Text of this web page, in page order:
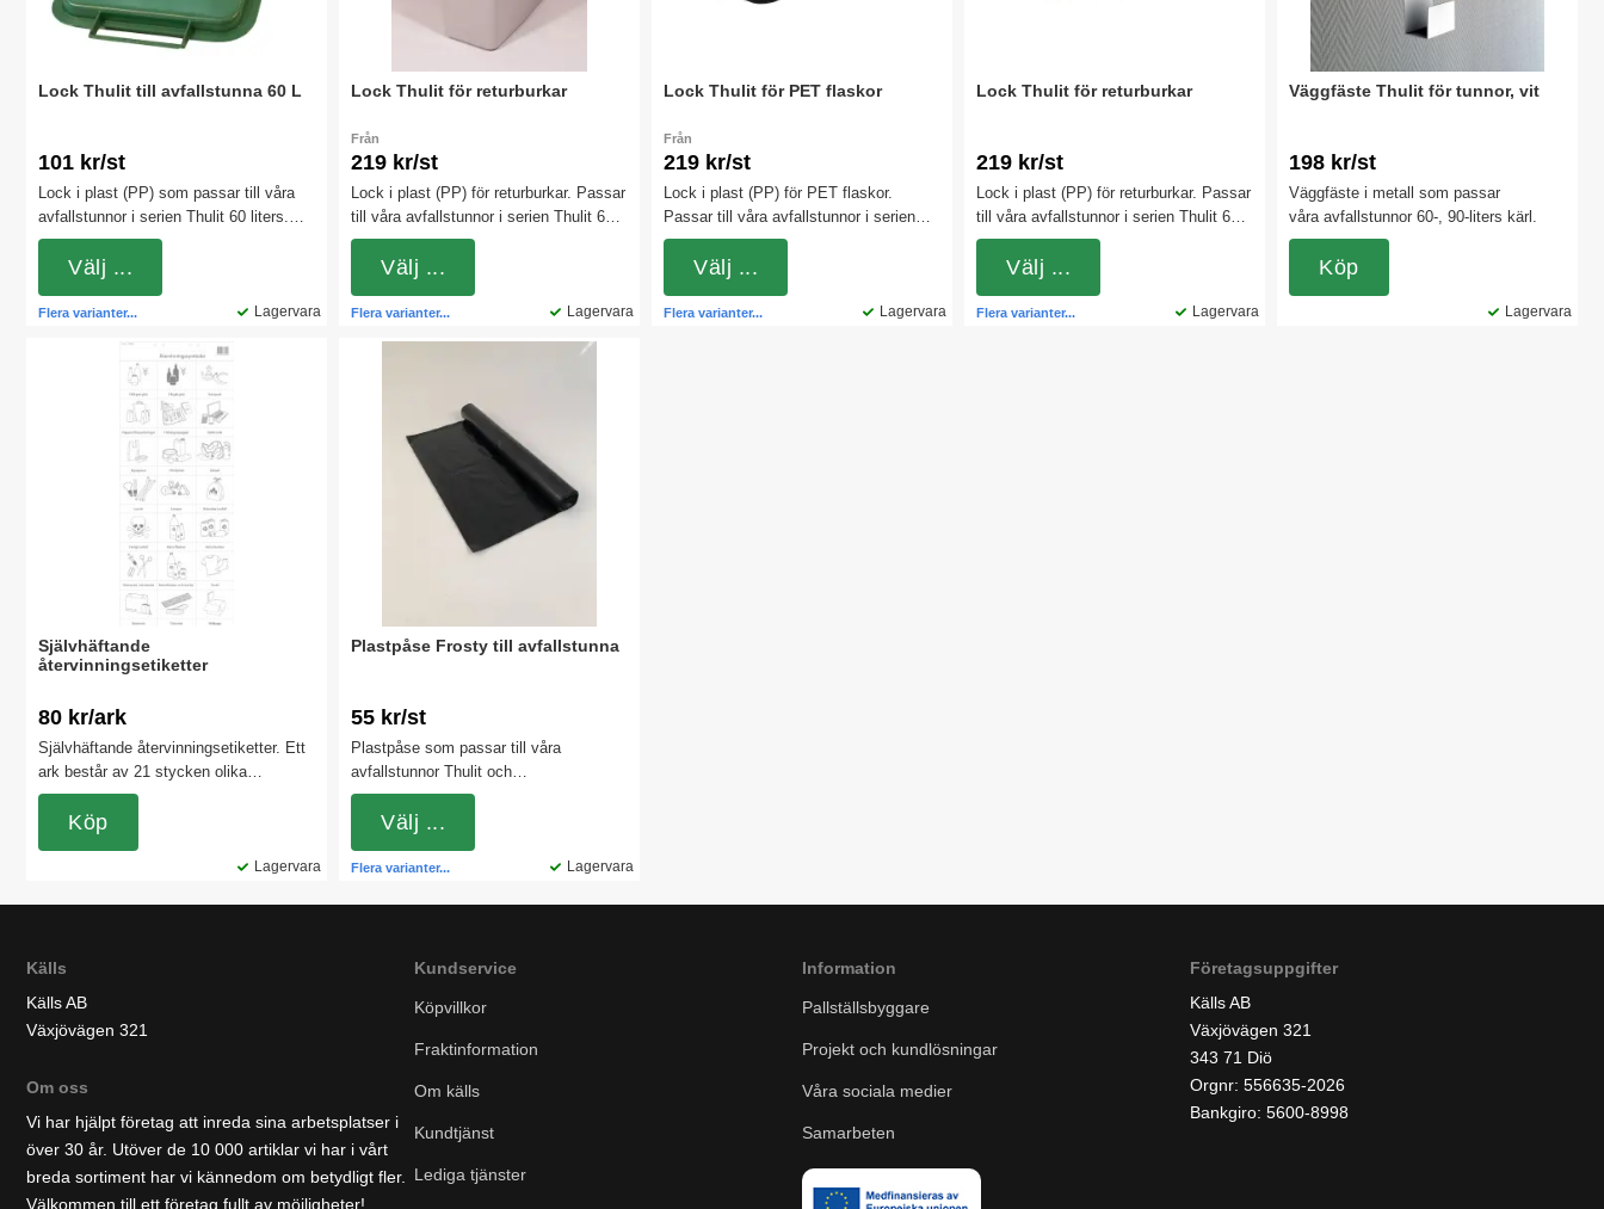
Lock Thulit till avfallstunna 60 L
101 kr/st
Lock i plast (PP) som passar till våra
avfallstunnor i serien Thulit 60 liters.
Locket har 10-års garanti och samtliga
lock tål värme och kyla från minus 5
grader till plus 60 grader. Komplettera
med praktiska gångjärn som finns som
Lagervara
Flera varianter...
Välj ...
Lock Thulit för returburkar
Från
219 kr/st
Lock i plast (PP) för returburkar. Passar
till våra avfallstunnor i serien Thulit 60,
90 liters. Locket har 10-års garanti och
tål värme och kyla från minus 5
grader till plus 60 grader. Komplettera
med praktiska gångjärn som finns som
Lagervara
Flera varianter...
Välj ...
Lock Thulit för PET flaskor
Från
219 kr/st
Lock i plast (PP) för PET flaskor.
Passar till våra avfallstunnor i serien
Thulit 60, 90 liters. Locket har 10-års
garanti och tål värme och kyla från
minus 5 grader till plus 60 grader.
Komplettera med praktiska gångjärnLagervara
Flera varianter...
Välj ...
Lock Thulit för returburkar
219 kr/st
Lock i plast (PP) för returburkar. Passar
till våra avfallstunnor i serien Thulit 60,
90 liters. Locket har 10-års garanti och
tål värme och kyla från minus 5
grader till plus 60 grader. Komplettera
med praktiska gångjärn som finns som
Lagervara
Flera varianter...
Välj ...
Väggfäste Thulit för tunnor, vit
198 kr/st
Väggfäste i metall som passar
våra avfallstunnor 60-, 90-liters kärl.
Lagervara
Köp
Självhäftande
återvinningsetiketter
80 kr/ark
Självhäftande återvinningsetiketter. Ett
ark består av 21 stycken olika
symboler vilket ger ett brett
användningsområde.
Lagervara
Köp
Plastpåse Frosty till avfallstunna
55 kr/st
Plastpåse som passar till våra
avfallstunnor Thulit och
återvinningsstation. De passar även till
våra öppna papperskorgar Frosty. Finns
i två olika färger och i olika volymer.
Lagervara
Flera varianter...
Välj ...
Källs
Källs AB
Växjövägen 321
Om oss
Vi har hjälpt företag att inreda sina arbetsplatser i
över 30 år. Utöver de 10 000 artiklar vi har i vårt
breda sortiment har vi kännedom om betydligt fler.
Välkommen till ett företag fullt av möjligheter!
Kundservice
Köpvillkor
Fraktinformation
Om källs
Kundtjänst
Lediga tjänster
Information
Pallställsbyggare
Projekt och kundlösningar
Våra sociala medier
Samarbeten
Företagsuppgifter
Källs AB
Växjövägen 321
343 71 Diö
Orgnr: 556635-2026
Bankgiro: 5600-8998